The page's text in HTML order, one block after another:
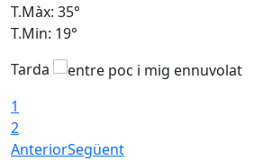
T.Màx: 35°
T.Min: 19°
Tarda
1
2
AnteriorSegüent